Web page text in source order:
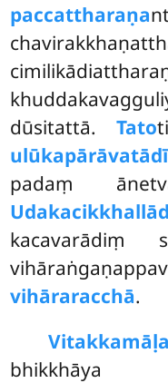
paccattharaṇa
dūsitattā. Tato
padaṃ
kacavarādiṃ
vihāraracchā.
bhikkhāya